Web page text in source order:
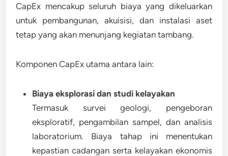
CapEx mencakup seluruh biaya yang dikeluarkan
untuk pembangunan, akuisisi, dan instalasi aset
tetap yang akan menunjang kegiatan tambang.
Komponen CapEx utama antara lain:
Biaya eksplorasi dan studi kelayakan
Termasuk survei geologi, pengeboran
eksploratif, pengambilan sampel, dan analisis
laboratorium. Biaya tahap ini menentukan
kepastian cadangan serta kelayakan ekonomis